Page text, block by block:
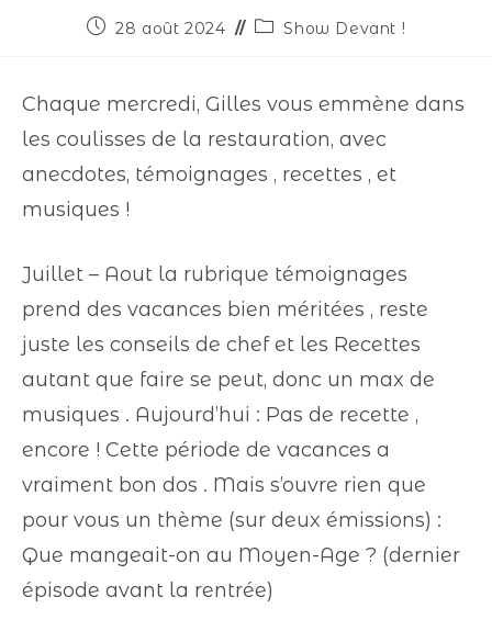
28 août 2024 Show Devant !
Chaque mercredi, Gilles vous emmène dans
les coulisses de la restauration, avec
anecdotes, témoignages , recettes , et
musiques !
Juillet – Aout la rubrique témoignages
prend des vacances bien méritées , reste
juste les conseils de chef et les Recettes
autant que faire se peut, donc un max de
musiques . Aujourd’hui : Pas de recette ,
encore ! Cette période de vacances a
vraiment bon dos . Mais s’ouvre rien que
pour vous un thème (sur deux émissions) :
Que mangeait-on au Moyen-Age ? (dernier
épisode avant la rentrée)